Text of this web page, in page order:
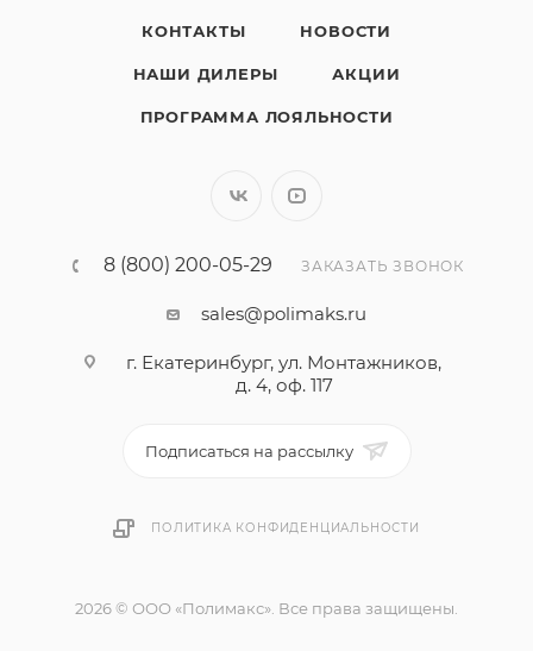
КОНТАКТЫ НОВОСТИ
НАШИ ДИЛЕРЫ АКЦИИ
ПРОГРАММА ЛОЯЛЬНОСТИ
8 (800) 200-05-29 ЗАКАЗАТЬ ЗВОНОК
sales@polimaks.ru
г. Екатеринбург, ул. Монтажников,
д. 4, оф. 117
Подписаться на рассылку
ПОЛИТИКА КОНФИДЕНЦИАЛЬНОСТИ
2026 © ООО «Полимакс». Все права защищены.